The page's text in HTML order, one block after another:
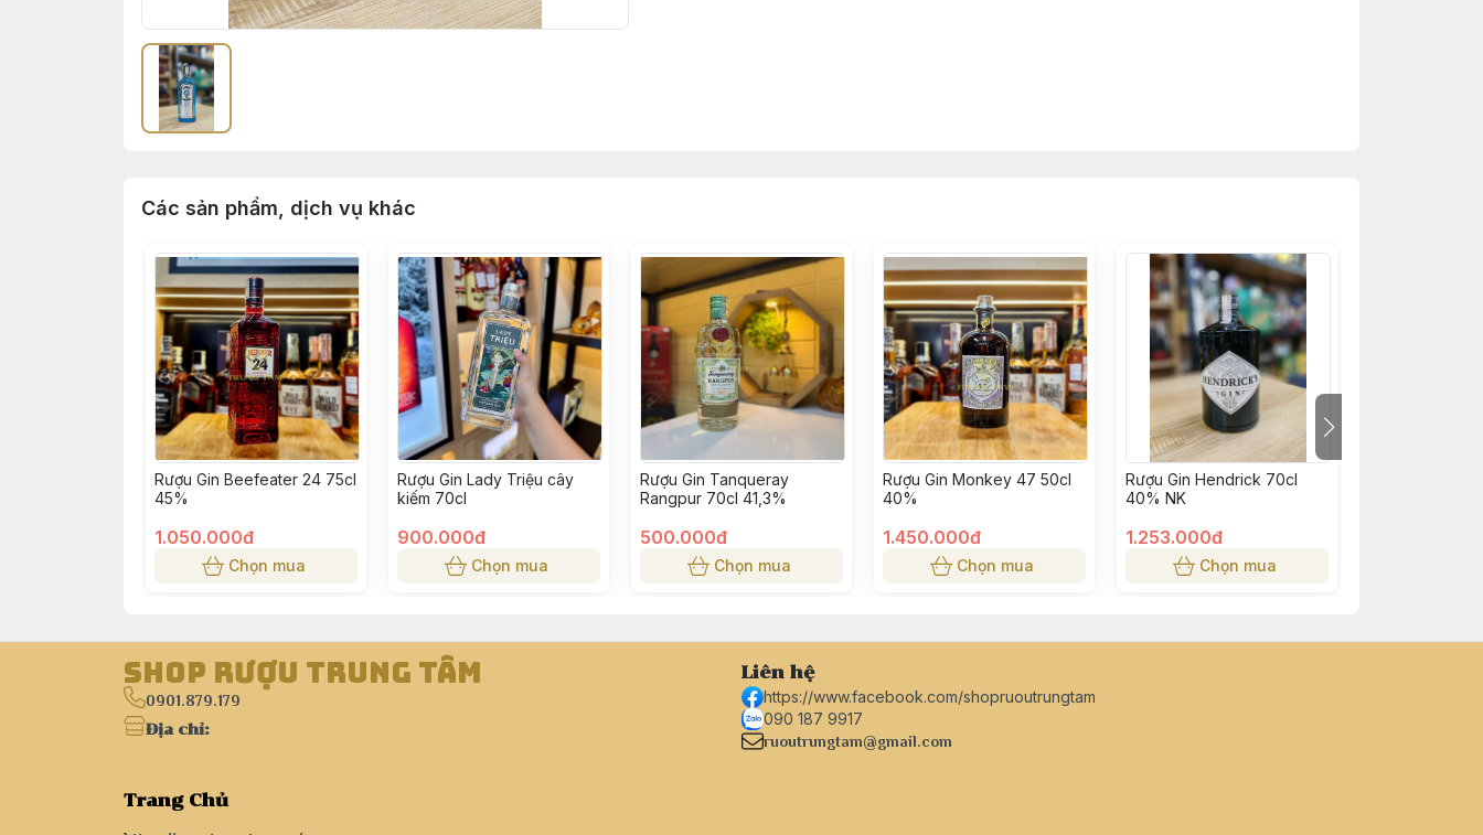
Các sản phẩm, dịch vụ khác
Rượu Gin Beefeater 24 75cl
45%
1.050.000đ
Chọn mua
Rượu Gin Lady Triệu cây
kiếm 70cl
900.000đ
Chọn mua
Rượu Gin Tanqueray
Rangpur 70cl 41,3%
500.000đ
Chọn mua
Rượu Gin Monkey 47 50cl
40%
1.450.000đ
Chọn mua
Rượu Gin Hendrick 70cl
40% NK
1.253.000đ
Chọn mua
Shop Rượu Trung Tâm
0901.879.179
Địa chỉ:
Liên hệ
https://www.facebook.com/shopruoutrungtam
090 187 9917
ruoutrungtam@gmail.com
Trang Chủ